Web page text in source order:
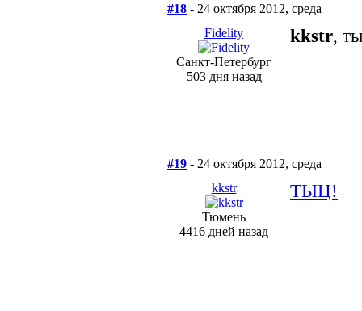
#18 - 24 октября 2012, среда
Fidelity
Санкт-Петербург
503 дня назад
kkstr,
#19 - 24 октября 2012, среда
kkstr
Тюмень
4416 дней назад
ТЫЦ!